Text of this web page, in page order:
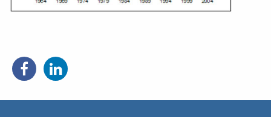
Del
på
Del
på